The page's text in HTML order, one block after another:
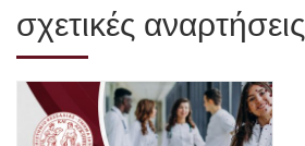
σχετικές αναρτήσεις